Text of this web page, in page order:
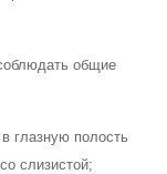
общие
глазную полость
слизистой;